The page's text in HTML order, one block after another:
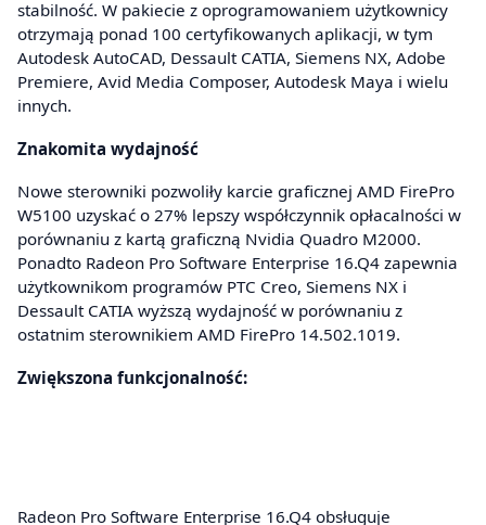
stabilność. W pakiecie z oprogramowaniem użytkownicy
otrzymają ponad 100 certyfikowanych aplikacji, w tym
Autodesk AutoCAD, Dessault CATIA, Siemens NX, Adobe
Premiere, Avid Media Composer, Autodesk Maya i wielu
innych.
Znakomita wydajność
Nowe sterowniki pozwoliły karcie graficznej AMD FirePro
W5100 uzyskać o 27% lepszy współczynnik opłacalności w
porównaniu z kartą graficzną Nvidia Quadro M2000.
Ponadto Radeon Pro Software Enterprise 16.Q4 zapewnia
użytkownikom programów PTC Creo, Siemens NX i
Dessault CATIA wyższą wydajność w porównaniu z
ostatnim sterownikiem AMD FirePro 14.502.1019.
Zwiększona funkcjonalność:
Radeon Pro Software Enterprise 16.Q4 obsługuje